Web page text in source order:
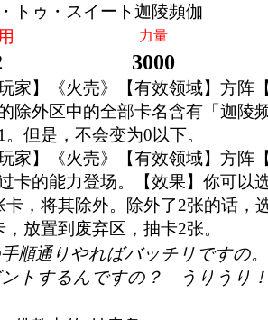
トゥ・スイート迦陵頻伽
力量
3000
玩家】《火売》【有效领域】方阵
除外区中的全部卡名含有「迦陵
但是，不会变为0以下。
玩家】《火売》【有效领域】方阵
卡的能力登场。【效果】你可以
卡，将其除外。除外了2张的话，
放置到废弃区，抽卡2张。
手順通りやればバッチリですの
ントするんですの？ うりうり